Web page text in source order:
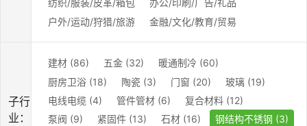
纺织/服装/皮革/箱包
办公/印刷/广告/礼品
户外/运动/狩猎/旅游
金融/文化/教育/贸易
子行
业：
建材 (86) 五金 (32)
暖通制冷 (60)
厨房卫浴 (18)
陶瓷 (3) 门窗 (20)
玻璃 (19)
电线电缆 (4)
管件管材 (6)
复合材料 (12)
泵阀 (9)
紧固件 (13) 石材 (16)
钢结构不锈钢 (3)